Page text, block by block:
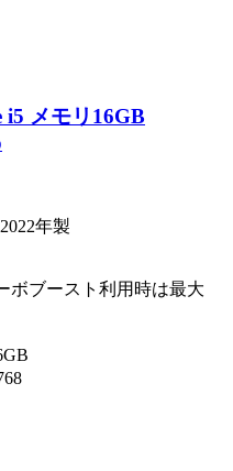
i5 メモリ16GB
年製
ボブースト利用時は最大